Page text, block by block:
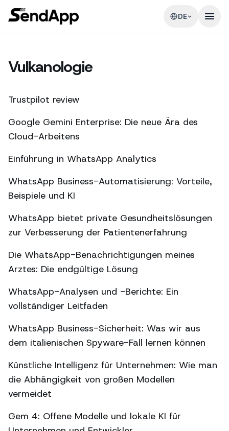
DE
Vulkanologie
Trustpilot review
Google Gemini Enterprise: Die neue Ära des
Cloud-Arbeitens
Einführung in WhatsApp Analytics
WhatsApp Business-Automatisierung: Vorteile,
Beispiele und KI
WhatsApp bietet private Gesundheitslösungen
zur Verbesserung der Patientenerfahrung
Die WhatsApp-Benachrichtigungen meines
Arztes: Die endgültige Lösung
WhatsApp-Analysen und -Berichte: Ein
vollständiger Leitfaden
WhatsApp Business-Sicherheit: Was wir aus
dem italienischen Spyware-Fall lernen können
Künstliche Intelligenz für Unternehmen: Wie man
die Abhängigkeit von großen Modellen
vermeidet
Gem 4: Offene Modelle und lokale KI für